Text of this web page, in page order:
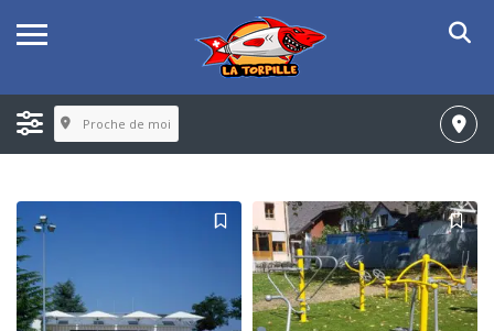
Proche de moi